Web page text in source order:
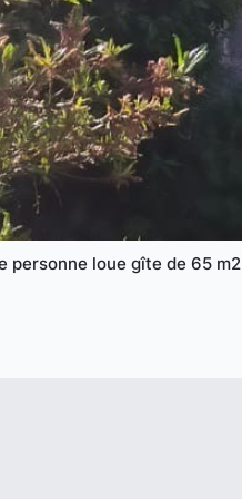
personne loue gîte de 65